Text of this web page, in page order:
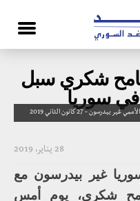
شكري سبل
في سوريا
- 27 كانون الثاني 2019
28 يناير، 2019
غير بيدرسون مع
شكري، يوم أمس